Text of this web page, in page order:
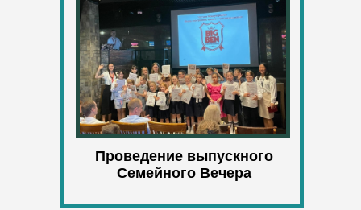
Проведение выпускного
Семейного Вечера
преподаватель